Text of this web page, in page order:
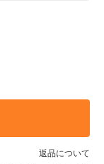
返品について